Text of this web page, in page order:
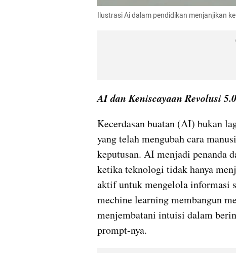
Ilustrasi Ai dalam pendidikan menjanjikan
AI dan Keniscayaan Revolusi 5.0
Kecerdasan buatan (AI) bukan
yang telah mengubah cara
keputusan. AI menjadi penanda
ketika teknologi tidak hanya
aktif untuk mengelola informasi
mechine learning membangun
menjembatani intuisi dalam